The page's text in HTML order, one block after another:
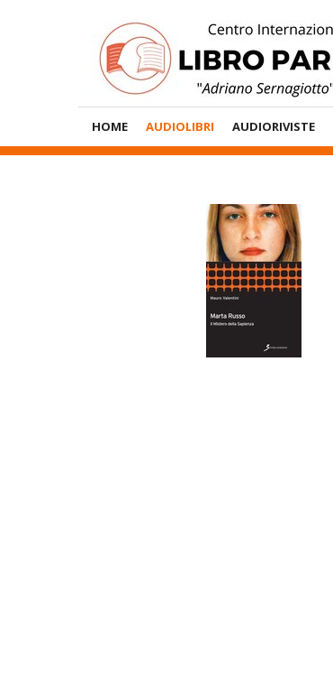
Menù
Principale
HOME AUDIOLIBRI AUDIORIVISTE